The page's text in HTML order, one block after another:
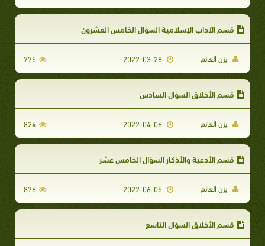
قسم الآداب الإسلامية السؤال الخامس العشرون
يزن الغانم 2022-03-28
775
قسم الأخلاق السؤال السادس
يزن الغانم 2022-04-06
824
قسم الأدعية والأذكار السؤال الخامس عشر
يزن الغانم 2022-06-05
876
قسم الأخلاق السؤال التاسع